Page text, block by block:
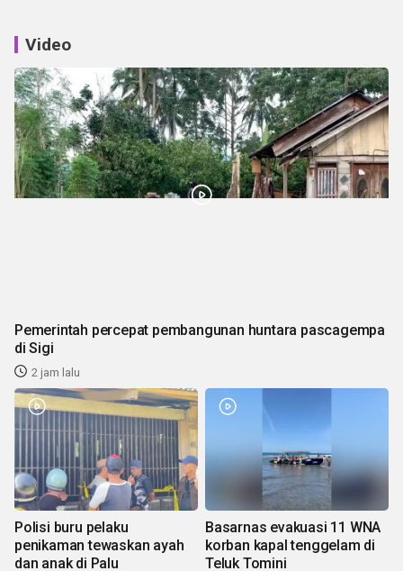
Video
Pemerintah percepat pembangunan huntara pascagempa
di Sigi
2 jam lalu
Polisi buru pelaku
penikaman tewaskan ayah
dan anak di Palu
Basarnas evakuasi 11 WNA
korban kapal tenggelam di
Teluk Tomini